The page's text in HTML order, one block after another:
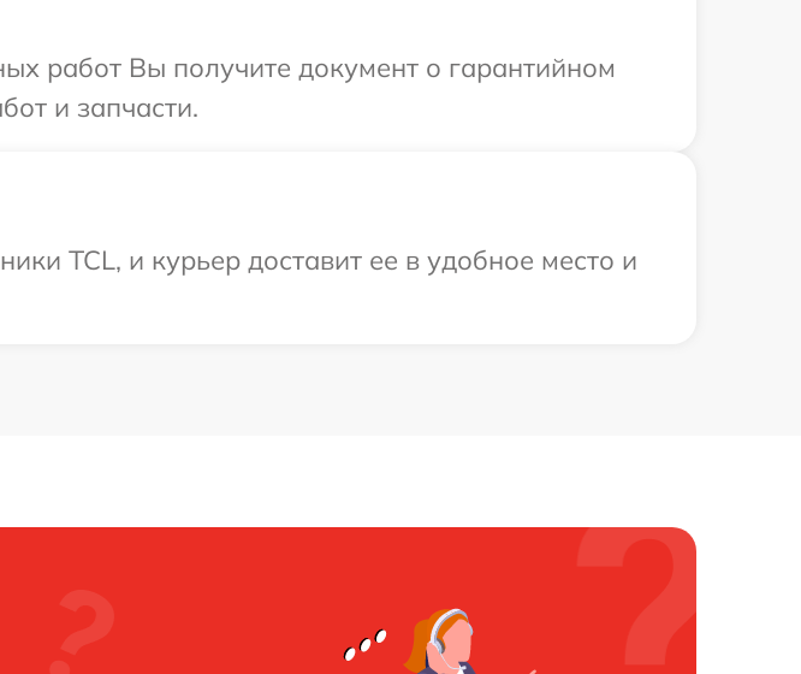
работ Вы получите документ о гарантийном
и запчасти.
TCL, и курьер доставит ее в удобное место и